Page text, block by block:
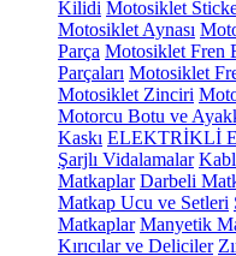
Kilidi Motosiklet
Motosiklet Aynası
Parça Motosiklet Fren
Parçaları Motosiklet
Motosiklet Zinciri
Motorcu Botu ve
Kaskı ELEKTRİKLİ
Şarjlı Vidalamalar
Matkaplar Darbeli
Matkap Ucu ve Setleri
Matkaplar Manyetik
Kırıcılar ve Deliciler